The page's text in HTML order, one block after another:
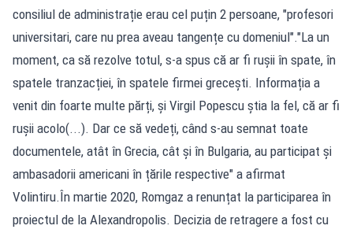
consiliul de administrație erau cel puțin 2 persoane, "profesori
universitari, care nu prea aveau tangențe cu domeniul"."La un
moment, ca să rezolve totul, s-a spus că ar fi rușii în spate, în
spatele tranzacției, în spatele firmei grecești. Informația a
venit din foarte multe părți, și Virgil Popescu știa la fel, că ar fi
rușii acolo(...). Dar ce să vedeți, când s-au semnat toate
documentele, atât în Grecia, cât și în Bulgaria, au participat și
ambasadorii americani în țările respective" a afirmat
Volintiru.În martie 2020, Romgaz a renunțat la participarea în
proiectul de la Alexandropolis. Decizia de retragere a fost cu